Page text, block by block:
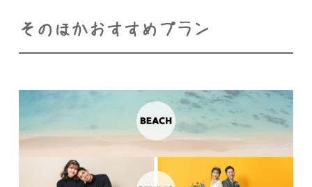
そのほかおすすめプラン